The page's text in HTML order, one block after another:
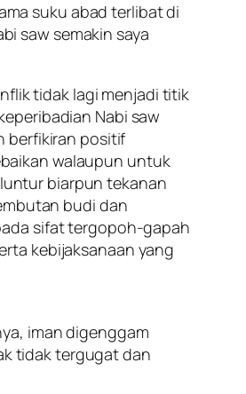
suku abad terlibat di
saw semakin saya
tidak lagi menjadi titik
Nabi saw
berfikiran positif
walaupun untuk
biarpun tekanan
budi dan
sifat tergopoh-gapah
kebijaksanaan yang
iman digenggam
tidak tergugat dan